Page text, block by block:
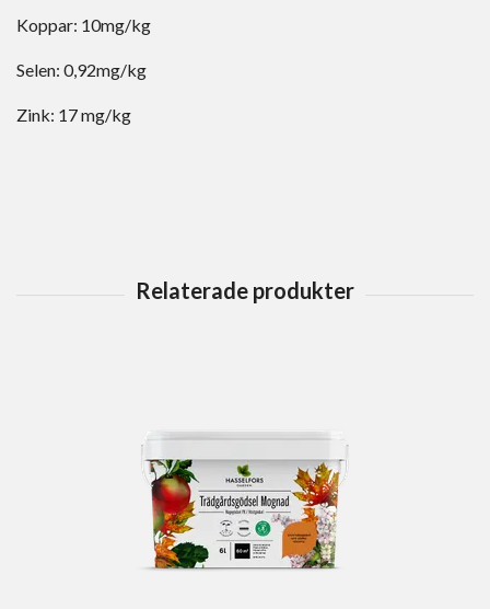
Koppar: 10mg/kg
Selen: 0,92mg/kg
Zink: 17 mg/kg